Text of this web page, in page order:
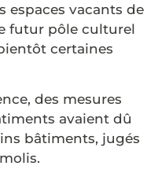
espaces vacants de
futur pôle culturel
certaines
des mesures
avaient dû
bâtiments, jugés